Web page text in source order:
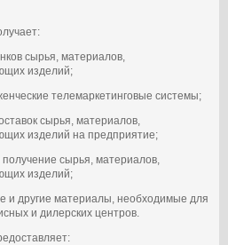
сырья, материалов,
изделий;
телемаркетинговые системы;
сырья, материалов,
изделий на предприятие;
сырья, материалов,
изделий;
и другие материалы, необходимые для
и дилерских центров.